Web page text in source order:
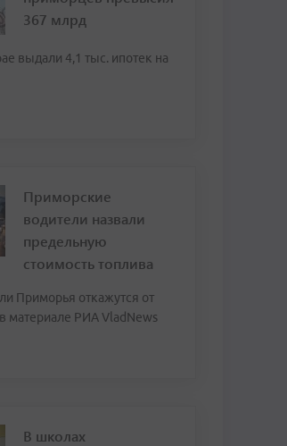
367 млрд
выдали 4,1 тыс. ипотек на
Приморские
водители назвали
предельную
стоимость топлива
Приморья откажутся от
материале РИА VladNews
В школах